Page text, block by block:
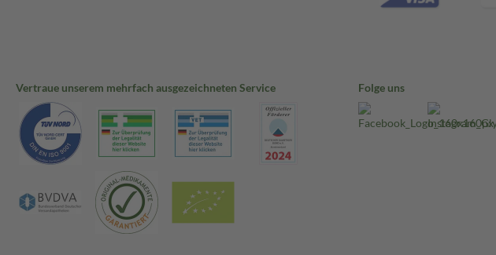
Vertraue unserem mehrfach ausgezeichneten Service Folge uns